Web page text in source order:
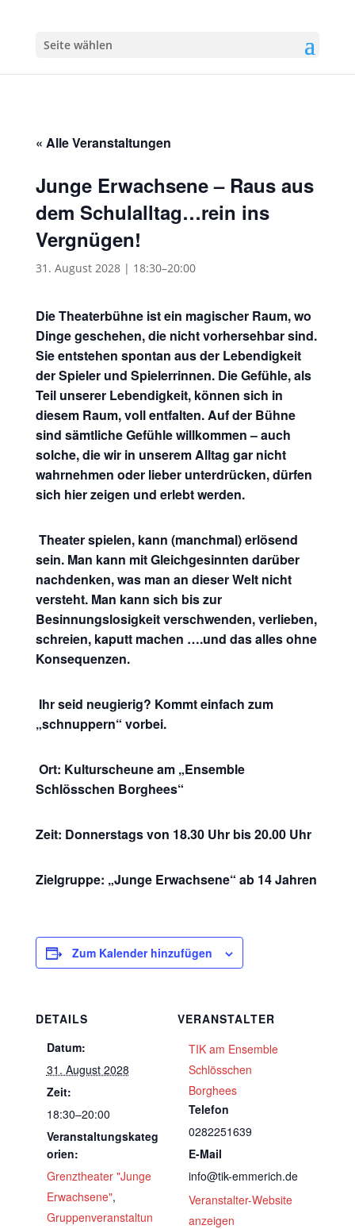
Seite wählen
« Alle Veranstaltungen
Junge Erwachsene – Raus aus
dem Schulalltag…rein ins
Vergnügen!
31. August 2028 | 18:30–20:00
Die Theaterbühne ist ein magischer Raum, wo
Dinge geschehen, die nicht vorhersehbar sind.
Sie entstehen spontan aus der Lebendigkeit
der Spieler und Spielerrinnen. Die Gefühle, als
Teil unserer Lebendigkeit, können sich in
diesem Raum, voll entfalten. Auf der Bühne
sind sämtliche Gefühle willkommen – auch
solche, die wir in unserem Alltag gar nicht
wahrnehmen oder lieber unterdrücken, dürfen
sich hier zeigen und erlebt werden.
Theater spielen, kann (manchmal) erlösend
sein. Man kann mit Gleichgesinnten darüber
nachdenken, was man an dieser Welt nicht
versteht. Man kann sich bis zur
Besinnungslosigkeit verschwenden, verlieben,
schreien, kaputt machen ….und das alles ohne
Konsequenzen.
Ihr seid neugierig? Kommt einfach zum
„schnuppern“ vorbei.
Ort: Kulturscheune am „Ensemble
Schlösschen Borghees“
Zeit: Donnerstags von 18.30 Uhr bis 20.00 Uhr
Zielgruppe: „Junge Erwachsene“ ab 14 Jahren
Zum Kalender hinzufügen
DETAILS
Datum:
31. August 2028
Zeit:
18:30–20:00
Veranstaltungskateg
orien:
Grenztheater "Junge
Erwachsene",
Gruppenveranstaltun
VERANSTALTER
TIK am Ensemble
Schlösschen
Borghees
Telefon
0282251639
E-Mail
info@tik-emmerich.de
Veranstalter-Website
anzeigen